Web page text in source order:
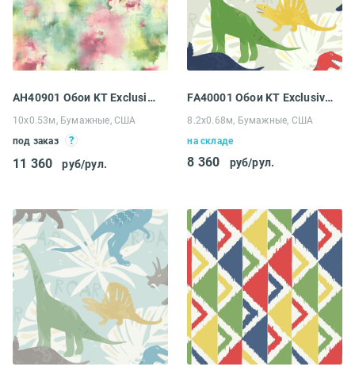
AH40901 Обои KT Exclusive L'Atelier de Paris
10х0.53м, Бумажные, США
под заказ
11 360 руб/рул.
FA40001 Обои KT Exclusive Playdate Adventure
8.2х0.68м, Бумажные, США
на складе
8 360 руб/рул.